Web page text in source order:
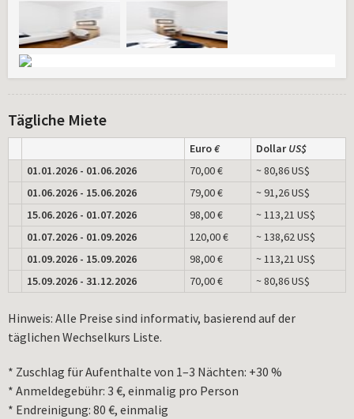
Tägliche Miete
Euro€ DollarUS$
01.01.2026 - 01.06.2026
70,00 €
~ 80,86 US$
01.06.2026 - 15.06.2026
79,00 €
~ 91,26 US$
15.06.2026 - 01.07.2026
98,00 €
~ 113,21 US$
01.07.2026 - 01.09.2026
120,00 €
~ 138,62 US$
01.09.2026 - 15.09.2026
98,00 €
~ 113,21 US$
15.09.2026 - 31.12.2026
70,00 € ~ 80,86 US$
Hinweis: Alle Preise sind informativ, basierend auf der
täglichen Wechselkurs Liste.
* Zuschlag für Aufenthalte von 1–3 Nächten: +30 %
* Anmeldegebühr: 3 €, einmalig pro Person
* Endreinigung: 80 €, einmalig